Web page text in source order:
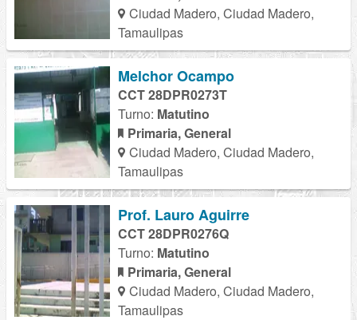
Ciudad Madero, Ciudad Madero,
Tamaulipas
Melchor Ocampo
CCT 28DPR0273T
Turno: Matutino
Primaria, General
Ciudad Madero, Ciudad Madero,
Tamaulipas
Prof. Lauro Aguirre
CCT 28DPR0276Q
Turno: Matutino
Primaria, General
Ciudad Madero, Ciudad Madero,
Tamaulipas